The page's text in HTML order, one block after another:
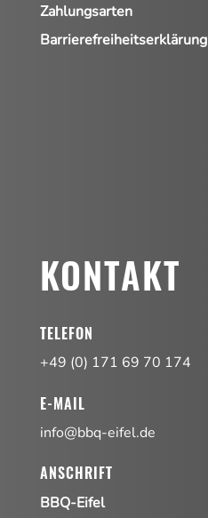
Zahlungsarten
Barrierefreiheitserklärung
KONTAKT
TELEFON
+49 (0) 171 69 70 174
E-MAIL
info@bbq-eifel.de
ANSCHRIFT
BBQ-Eifel